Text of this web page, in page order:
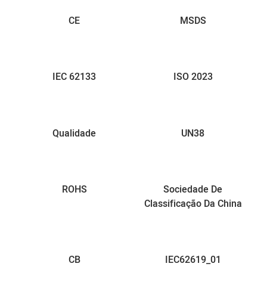
CE MSDS
IEC 62133 ISO 2023
Qualidade UN38
ROHS
Sociedade De
Classificação Da China
CB IEC62619_01